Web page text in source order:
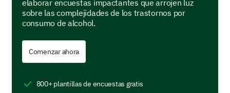
1 2 3
Drinking Scenarios
Let's explore the different scenarios where you
elaborar encuestas impactantes que arrojen luz
sobre las complejidades de los trastornos por
consumo de alcohol.
Comenzar ahora
800+ plantillas de encuestas gratis